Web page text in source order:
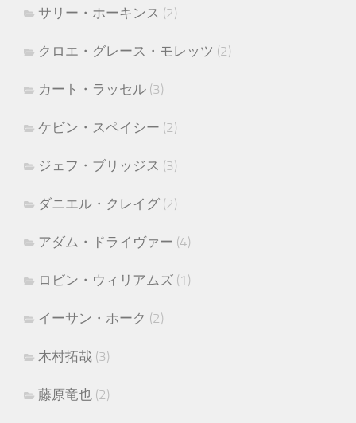
サリー・ホーキンス (2)
クロエ・グレース・モレッツ (2)
カート・ラッセル (3)
ケビン・スペイシー (2)
ジェフ・ブリッジス (3)
ダニエル・クレイグ (2)
アダム・ドライヴァー (4)
ロビン・ウィリアムズ (1)
イーサン・ホーク (2)
木村拓哉 (3)
藤原竜也 (2)